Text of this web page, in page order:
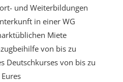
und Weiterbildungen
in einer WG
Miete
von bis zu
Deutschkurses von bis zu